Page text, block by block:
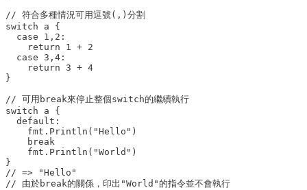
// 符合多種情況可用逗號(,)分割
switch a {
  case 1,2:
    return 1 + 2
  case 3,4:
    return 3 + 4
}
// 可用break來停止整個switch的繼續執行
switch a {
  default:
    fmt.Println("Hello")
    break
    fmt.Println("World")
}
// => "Hello"
// 由於break的關係，印出"World"的指令並不會執行